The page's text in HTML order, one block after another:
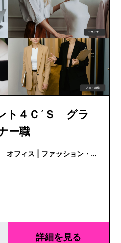
ト４Ｃ´Ｓ グラ
ー職
ファッション・
詳細を見る